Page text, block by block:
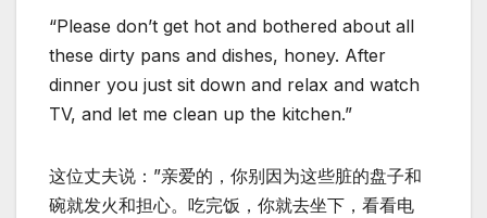
“Please don’t get hot and bothered about all
these dirty pans and dishes, honey. After
dinner you just sit down and relax and watch
TV, and let me clean up the kitchen.”
这位丈夫说：”亲爱的，你别因为这些脏的盘子和
碗就发火和担心。吃完饭，你就去坐下，看看电